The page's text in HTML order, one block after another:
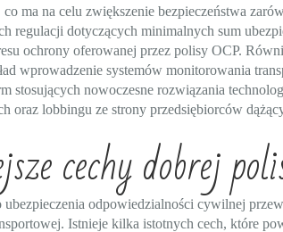
ma na celu zwiększenie bezpieczeństwa
regulacji dotyczących minimalnych sum
ochrony oferowanej przez polisy OCP.
wprowadzenie systemów monitorowania
stosujących nowoczesne rozwiązania
oraz lobbingu ze strony przedsiębiorców
cechy dobrej
odpowiedzialności cywilnej
Istnieje kilka istotnych cech, które